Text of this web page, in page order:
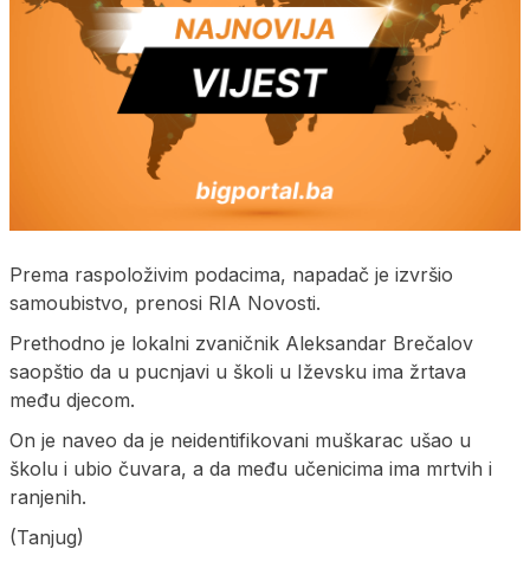
Prema raspoloživim podacima, napadač je izvršio
samoubistvo, prenosi RIA Novosti.
Prethodno je lokalni zvaničnik Aleksandar Brečalov
saopštio da u pucnjavi u školi u Iževsku ima žrtava
među djecom.
On je naveo da je neidentifikovani muškarac ušao u
školu i ubio čuvara, a da među učenicima ima mrtvih i
ranjenih.
(Tanjug)